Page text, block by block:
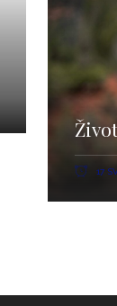
17